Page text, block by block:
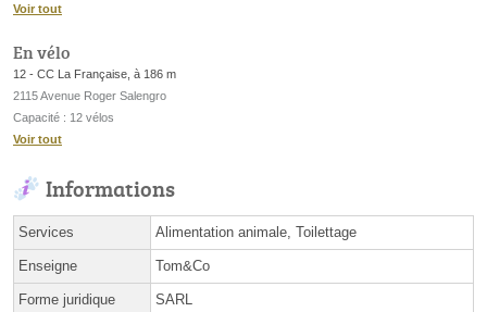
Voir tout
En vélo
12 - CC La Française, à 186 m
2115 Avenue Roger Salengro
Capacité : 12 vélos
Voir tout
Informations
Services Alimentation animale, Toilettage
Enseigne Tom&Co
Forme juridique SARL